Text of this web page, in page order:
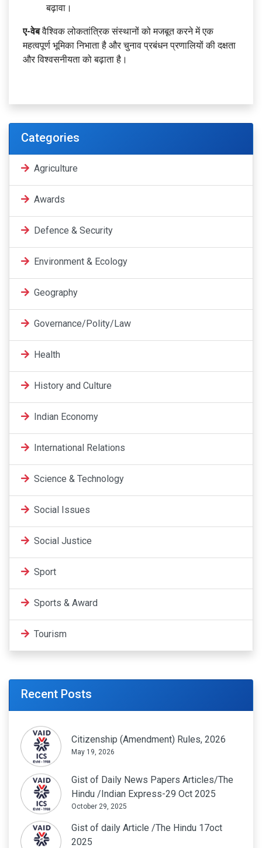
बढ़ावा।
ए-वेबवैश्विक लोकतांत्रिक संस्थानों को मजबूत करने में एक
महत्वपूर्ण भूमिका निभाता है और चुनाव प्रबंधन प्रणालियों की दक्षता
और विश्वसनीयता को बढ़ाता है।
Categories
Agriculture
Awards
Defence & Security
Environment & Ecology
Geography
Governance/Polity/Law
Health
History and Culture
Indian Economy
International Relations
Science & Technology
Social Issues
Social Justice
Sport
Sports & Award
Tourism
Recent Posts
Citizenship (Amendment) Rules, 2026
May 19, 2026
Gist of Daily News Papers Articles/The
Hindu /Indian Express-29 Oct 2025
October 29, 2025
Gist of daily Article /The Hindu 17oct
2025